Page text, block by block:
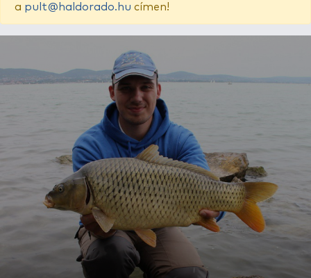
a pult@haldorado.hu címen!